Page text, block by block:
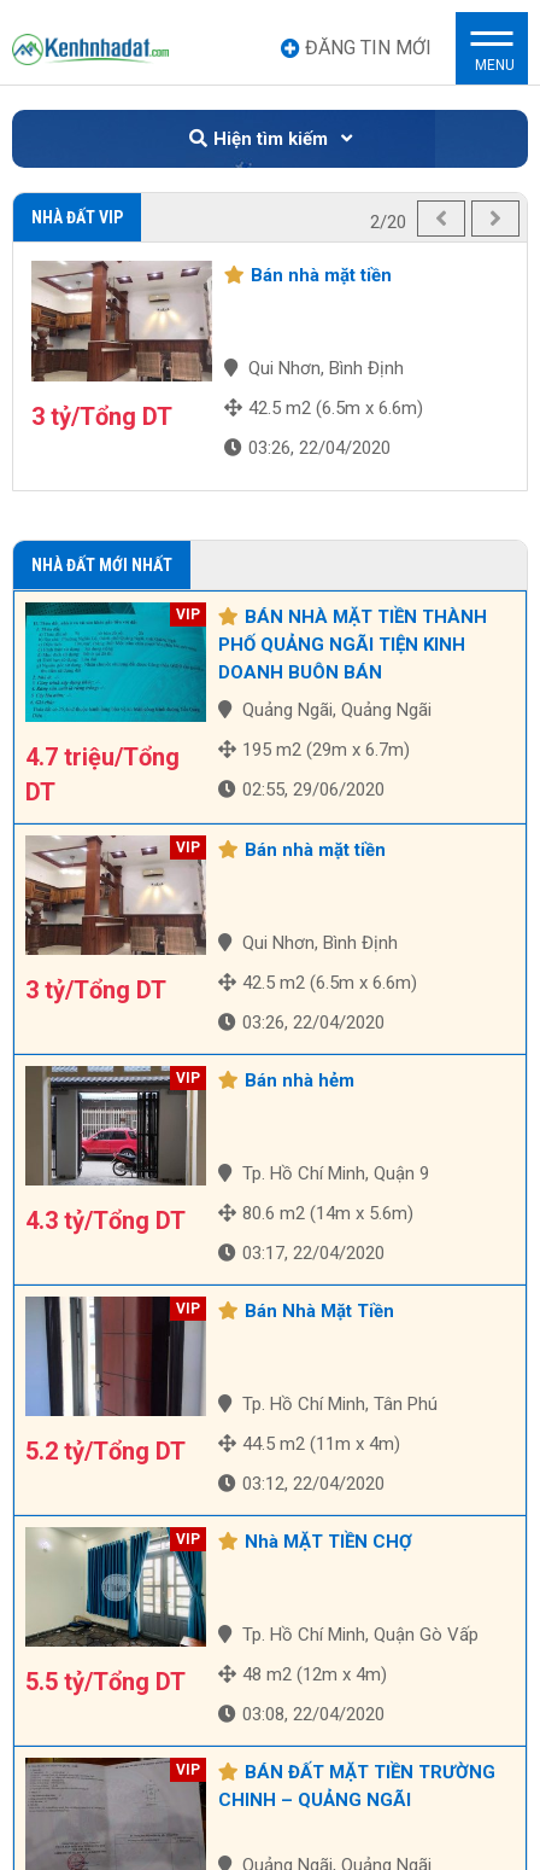
ĐĂNG TIN MỚI
MENU
Hiện tìm kiếm
NHÀ ĐẤT VIP
3 tỷ/Tổng DT
Bán nhà mặt tiền
Qui Nhơn, Bình Định
42.5 m2 (6.5m x 6.6m)
03:26, 22/04/2020
2/20
NHÀ ĐẤT MỚI NHẤT
4.7 triệu/Tổng
DT
BÁN NHÀ MẶT TIỀN THÀNH
PHỐ QUẢNG NGÃI TIỆN KINH
DOANH BUÔN BÁN
Quảng Ngãi, Quảng Ngãi
195 m2 (29m x 6.7m)
02:55, 29/06/2020
3 tỷ/Tổng DT
Bán nhà mặt tiền
Qui Nhơn, Bình Định
42.5 m2 (6.5m x 6.6m)
03:26, 22/04/2020
4.3 tỷ/Tổng DT
Bán nhà hẻm
Tp. Hồ Chí Minh, Quận 9
80.6 m2 (14m x 5.6m)
03:17, 22/04/2020
5.2 tỷ/Tổng DT
Bán Nhà Mặt Tiền
Tp. Hồ Chí Minh, Tân Phú
44.5 m2 (11m x 4m)
03:12, 22/04/2020
5.5 tỷ/Tổng DT
Nhà MẶT TIỀN CHỢ
Tp. Hồ Chí Minh, Quận Gò Vấp
48 m2 (12m x 4m)
03:08, 22/04/2020
BÁN ĐẤT MẶT TIỀN TRƯỜNG
CHINH – QUẢNG NGÃI
Quảng Ngãi, Quảng Ngãi